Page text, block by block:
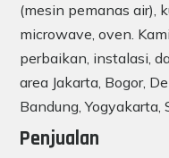
(mesin pemanas air),
microwave, oven.
perbaikan, instalasi,
area Jakarta, Bogor,
Bandung, Yogyakarta,
Penjualan